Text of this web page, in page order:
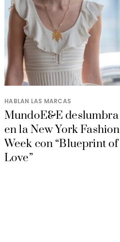
HABLAN LAS MARCAS
MundoE&E deslumbra
en la New York Fashion
Week con “Blueprint of
Love”